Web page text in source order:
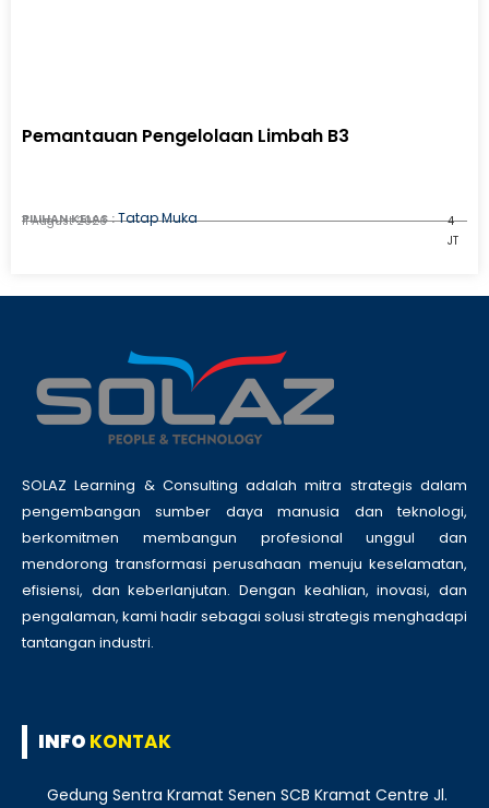
Pemantauan Pengelolaan Limbah B3
PILIHAN KELAS :Tatap Muka
11 August 2026
4
JT
SOLAZ Learning & Consulting adalah mitra strategis dalam
pengembangan sumber daya manusia dan teknologi,
berkomitmen membangun profesional unggul dan
mendorong transformasi perusahaan menuju keselamatan,
efisiensi, dan keberlanjutan. Dengan keahlian, inovasi, dan
pengalaman, kami hadir sebagai solusi strategis menghadapi
tantangan industri.
INFO KONTAK
Gedung Sentra Kramat Senen SCB Kramat Centre Jl.